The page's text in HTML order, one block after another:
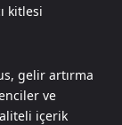
kitlesi
gelir artırma
ve
içerik